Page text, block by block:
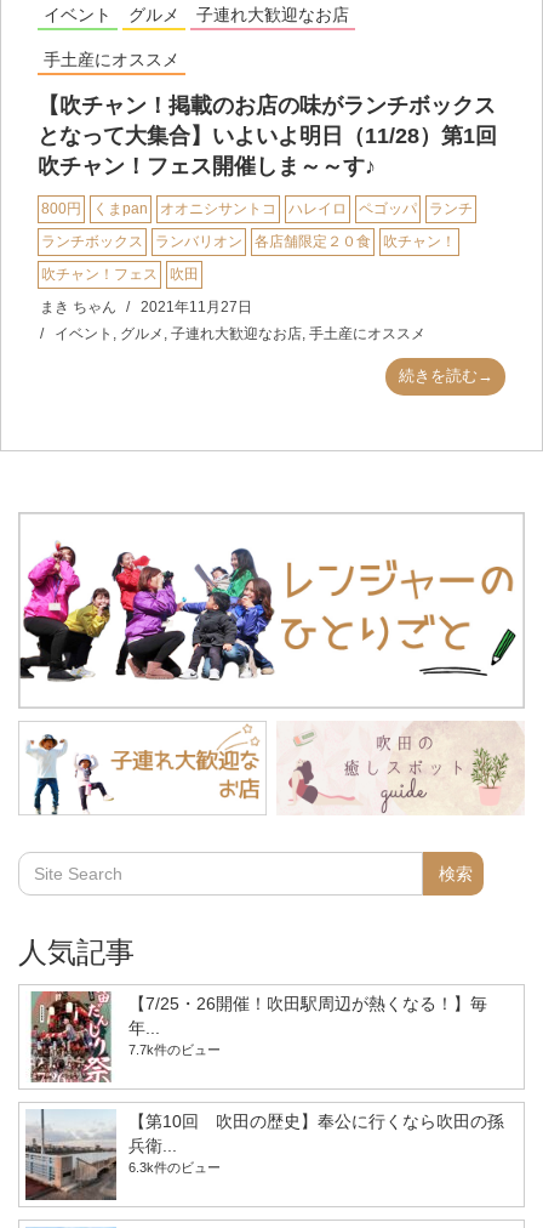
イベント グルメ 子連れ大歓迎なお店
手土産にオススメ
【吹チャン！掲載のお店の味がランチボックス
となって大集合】いよいよ明日（11/28）第1回
吹チャン！フェス開催しま～～す♪
800円 くまpan オオニシサントコ ハレイロ ペゴッパ
ランチ
ランチボックス
ランバリオン 各店舗限定２０食
吹チャン！
吹チャン！フェス
吹田
まき ちゃん
2021年11月27日
イベント
グルメ 子連れ大歓迎なお店 手土産にオススメ
続きを読む→
人気記事
【7/25・26開催！吹田駅周辺が熱くなる！】毎
年...
7.7k件のビュー
【第10回 吹田の歴史】奉公に行くなら吹田の孫
兵衛...
6.3k件のビュー